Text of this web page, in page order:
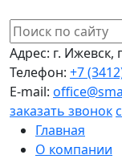
Адрес: г. Ижевск,
Телефон: +7
E-mail:
заказать звонок
Главная
О компании